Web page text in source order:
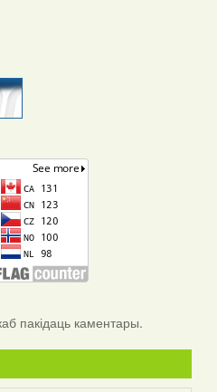
пакідаць каментары.